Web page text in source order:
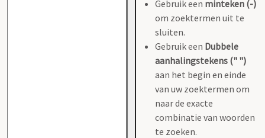
Gebruik een minteken (-)
om zoektermen uit te
sluiten.
Gebruik een Dubbele
aanhalingstekens (" ")
aan het begin en einde
van uw zoektermen om
naar de exacte
combinatie van woorden
te zoeken.